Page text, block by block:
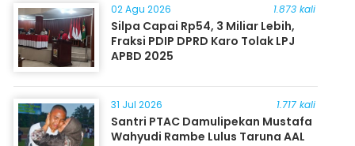
02 Agu 2026 1.873 kali
Silpa Capai Rp54, 3 Miliar Lebih,
Fraksi PDIP DPRD Karo Tolak LPJ
APBD 2025
31 Jul 2026 1.717 kali
Santri PTAC Damulipekan Mustafa
Wahyudi Rambe Lulus Taruna AAL